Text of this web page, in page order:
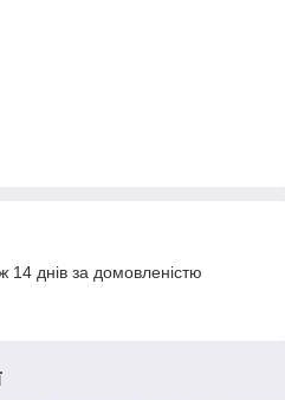
днів за домовленістю